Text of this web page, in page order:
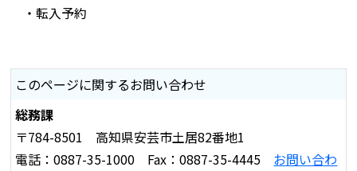
・転入予約
このページに関するお問い合わせ
総務課
〒784-8501 高知県安芸市土居82番地1
電話：0887-35-1000 Fax：0887-35-4445 お問い合わ